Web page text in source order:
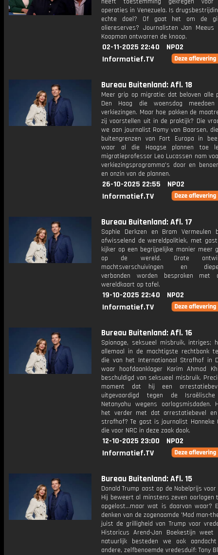
operaties in Venezuela. Is
echte doel? Of gaat het om de
oliereserves? Journalisten Jan Meeus
Koopman ontwarren de knoop.
02-11-2025 22:40
NPO2
Informatief.TV
Bureau Buitenland: Afl. 18
Meer grip op migratie: dat beloven alle
Den Haag die woensdag
verkiezingen. Maar hoe pakken de
zij voorstellen uit in de praktijk? Die
we aan journalist Romy van Baarsen,
buitengrenzen van Fort Europa in
waar al die Haagse plannen toe
migratieprofessor Leo Lucassen nam
verkiezingsprogramma's door en
en onzin van de plannen.
26-10-2025 22:55
NPO2
Informatief.TV
Bureau Buitenland: Afl. 17
Sophie Derkzen en Bram Vermeulen
afwisselend de wereldpolitiek, met
kijker op een begrijpelijke manier meer
op de wereld. Grote
machtsverschuivingen en
verbanden worden besproken met
wereldkaart op tafel.
19-10-2025 22:40
NPO2
Informatief.TV
Bureau Buitenland: Afl. 16
Spionage, seksueel misbruik, intriges;
allemaal in de machtigste rechtbank
die van het Internationaal Strafhof in
waar hoofdaanklager Karim Ahmad
beschuldigd van seksueel misbruik.
moment dat hij een
uitgevaardigd tegen de
Netanyahu wegens oorlogsmisdaden.
het verder met dat arrestatiebevel
strafhof? Te gast is journalist Hanneke
die voor NRC in deze zaak dook.
12-10-2025 23:00
NPO2
Informatief.TV
Bureau Buitenland: Afl. 15
Donald Trump aast op de Nobelprijs voor
Hij beweert al minstens zeven oorlogen
opgelost...maar wat is daarvan waar?
denken van de zogenaamde 'Mad man-
juist de grilligheid van Trump voor
Historicus Arend-Jan Boekestijn weet
natuurlijk besteden we ook
andere, zelfbenoemde vredesduif: Tony